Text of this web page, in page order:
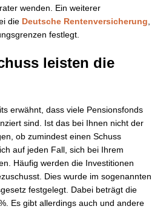
wenden. Ein weiterer
die Deutsche Rentenversicherung
festlegt.
leisten die
erwähnt, dass viele Pensionsfonds
sind. Ist das bei Ihnen nicht der
ob zumindest einen Schuss
auf jeden Fall, sich bei Ihrem
Häufig werden die Investitionen
Dies wurde im sogenannten
festgelegt. Dabei beträgt die
Es gibt allerdings auch und andere